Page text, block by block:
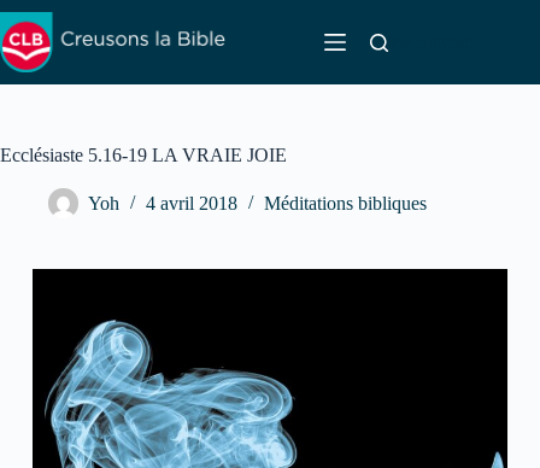
Passer
au
contenu
Ecclésiaste 5.16-19 LA VRAIE JOIE
Yoh 4 avril 2018 Méditations bibliques